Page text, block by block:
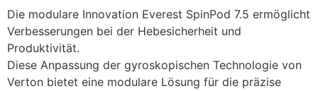
Die modulare Innovation Everest SpinPod 7.5 ermöglicht
Verbesserungen bei der Hebesicherheit und
Produktivität.
Diese Anpassung der gyroskopischen Technologie von
Verton bietet eine modulare Lösung für die präzise